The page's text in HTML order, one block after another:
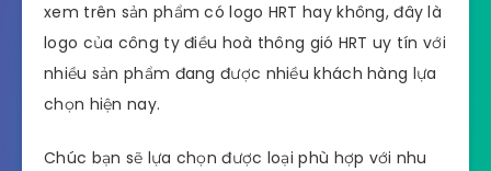
xem trên sản phẩm có logo HRT hay không, đây là
logo của công ty điều hoà thông gió HRT uy tín với
nhiều sản phẩm đang được nhiều khách hàng lựa
chọn hiện nay.
Chúc bạn sẽ lựa chọn được loại phù hợp với nhu